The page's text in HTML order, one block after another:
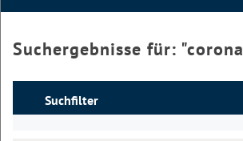
Suchergebnisse für: "corona
Suchfilter